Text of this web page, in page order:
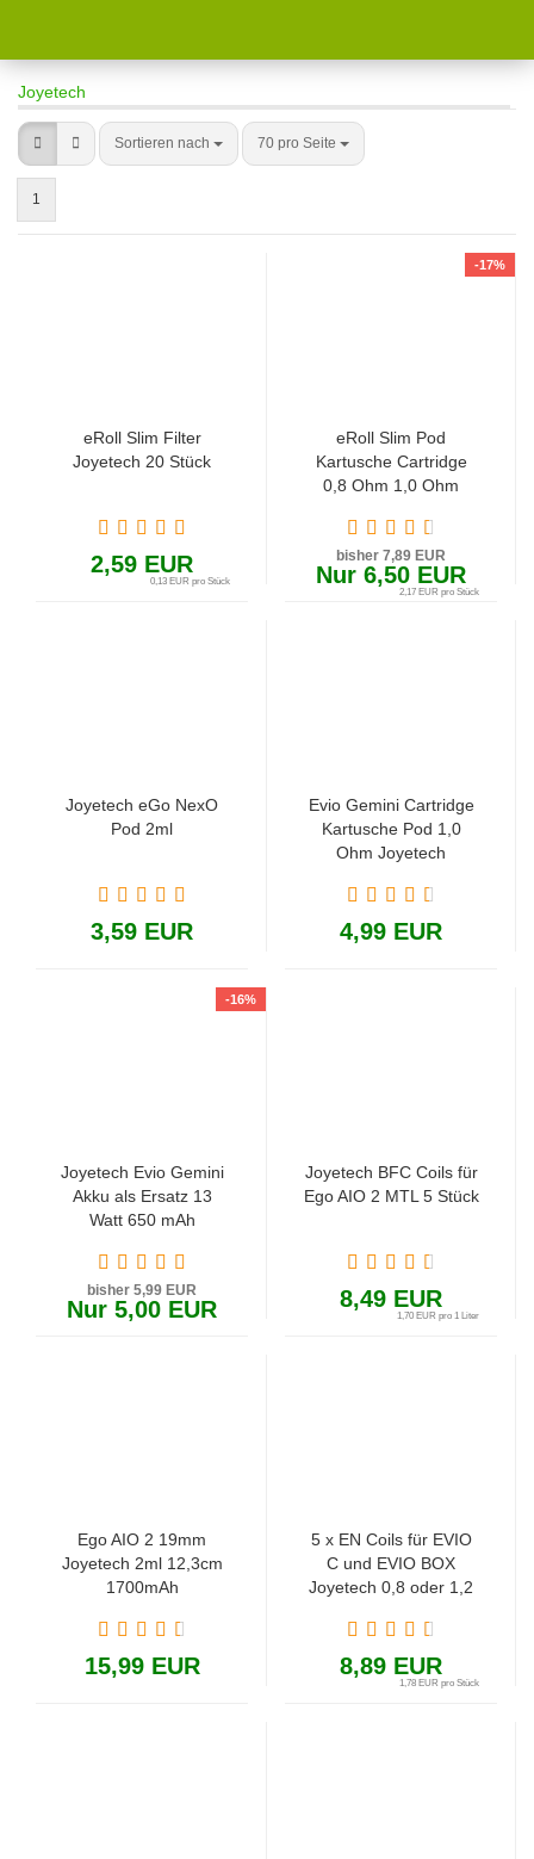
Joyetech
Sortieren nach 70 pro Seite
1
eRoll Slim Filter
Joyetech 20 Stück
2,59 EUR
0,13 EUR pro Stück
-17%
eRoll Slim Pod
Kartusche Cartridge
0,8 Ohm 1,0 Ohm
bisher 7,89 EUR
Nur 6,50 EUR
2,17 EUR pro Stück
Joyetech eGo NexO
Pod 2ml
3,59 EUR
Evio Gemini Cartridge
Kartusche Pod 1,0
Ohm Joyetech
4,99 EUR
-16%
Joyetech Evio Gemini
Akku als Ersatz 13
Watt 650 mAh
bisher 5,99 EUR
Nur 5,00 EUR
Joyetech BFC Coils für
Ego AIO 2 MTL 5 Stück
8,49 EUR
1,70 EUR pro 1 Liter
Ego AIO 2 19mm
Joyetech 2ml 12,3cm
1700mAh
15,99 EUR
5 x EN Coils für EVIO
C und EVIO BOX
Joyetech 0,8 oder 1,2
8,89 EUR
1,78 EUR pro Stück